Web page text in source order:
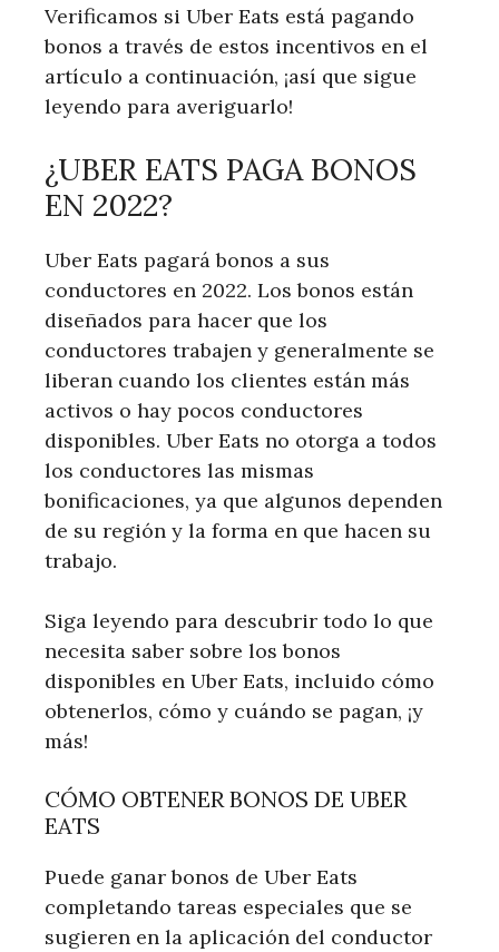
Verificamos si Uber Eats está pagando
bonos a través de estos incentivos en el
artículo a continuación, ¡así que sigue
leyendo para averiguarlo!
¿UBER EATS PAGA BONOS
EN 2022?
Uber Eats pagará bonos a sus
conductores en 2022. Los bonos están
diseñados para hacer que los
conductores trabajen y generalmente se
liberan cuando los clientes están más
activos o hay pocos conductores
disponibles. Uber Eats no otorga a todos
los conductores las mismas
bonificaciones, ya que algunos dependen
de su región y la forma en que hacen su
trabajo.
Siga leyendo para descubrir todo lo que
necesita saber sobre los bonos
disponibles en Uber Eats, incluido cómo
obtenerlos, cómo y cuándo se pagan, ¡y
más!
CÓMO OBTENER BONOS DE UBER
EATS
Puede ganar bonos de Uber Eats
completando tareas especiales que se
sugieren en la aplicación del conductor